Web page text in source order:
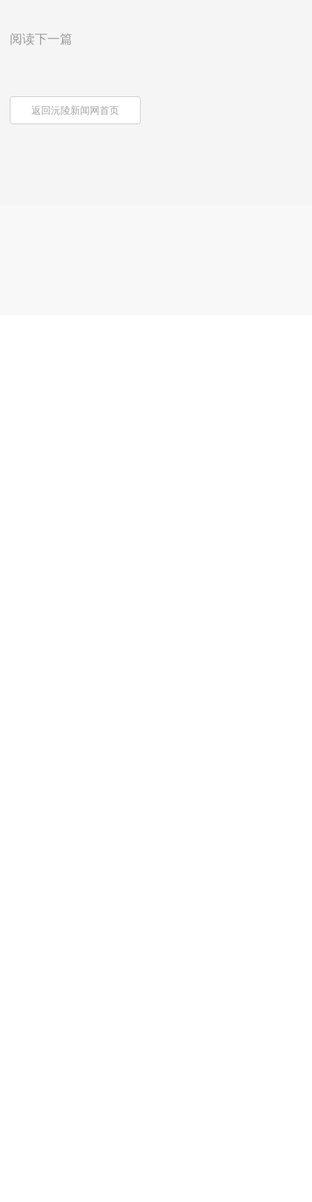
阅读下一篇
返回沅陵新闻网首页